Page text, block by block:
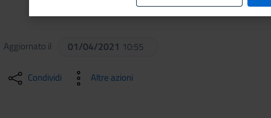
Aggiornato il 01/04/2021 10:55
Condividi Altre azioni